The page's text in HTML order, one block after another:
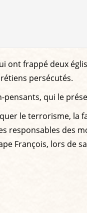
ont frappé deux
persécutés.
pensants, qui le
le terrorisme, la
responsables des
François, lors de